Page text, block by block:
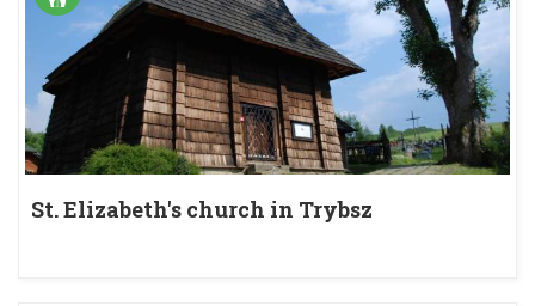
St. Elizabeth's church in Trybsz